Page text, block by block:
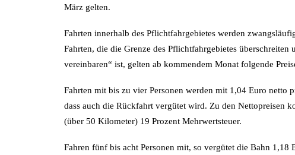
März gelten.
Fahrten innerhalb des Pflichtfahrgebietes werden
Fahrten, die die Grenze des Pflichtfahrgebietes
vereinbaren“ ist, gelten ab kommendem Monat folgende
Fahrten mit bis zu vier Personen werden mit 1,04 Euro netto
dass auch die Rückfahrt vergütet wird. Zu den Nettopreisen
(über 50 Kilometer) 19 Prozent Mehrwertsteuer.
Fahren fünf bis acht Personen mit, so vergütet die Bahn